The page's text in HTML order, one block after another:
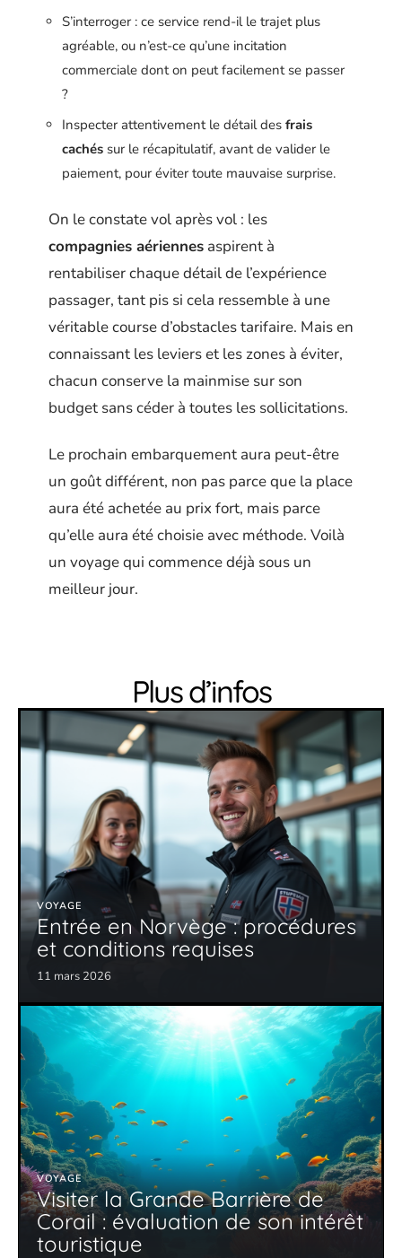
S’interroger : ce service rend-il le trajet plus
agréable, ou n’est-ce qu’une incitation
commerciale dont on peut facilement se passer
?
Inspecter attentivement le détail des frais
cachés sur le récapitulatif, avant de valider le
paiement, pour éviter toute mauvaise surprise.
On le constate vol après vol : les
compagnies aériennes aspirent à
rentabiliser chaque détail de l’expérience
passager, tant pis si cela ressemble à une
véritable course d’obstacles tarifaire. Mais en
connaissant les leviers et les zones à éviter,
chacun conserve la mainmise sur son
budget sans céder à toutes les sollicitations.
Le prochain embarquement aura peut-être
un goût différent, non pas parce que la place
aura été achetée au prix fort, mais parce
qu’elle aura été choisie avec méthode. Voilà
un voyage qui commence déjà sous un
meilleur jour.
Plus d’infos
VOYAGE
Entrée en Norvège : procédures
et conditions requises
11 mars 2026
VOYAGE
Visiter la Grande Barrière de
Corail : évaluation de son intérêt
touristique